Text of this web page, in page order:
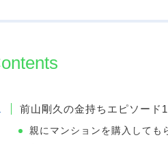
前山剛久の金持ちエピソード
親にマンションを購入しても